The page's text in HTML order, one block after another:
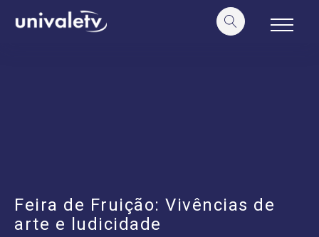
conteúdo
Feira de Fruição: Vivências de
arte e ludicidade